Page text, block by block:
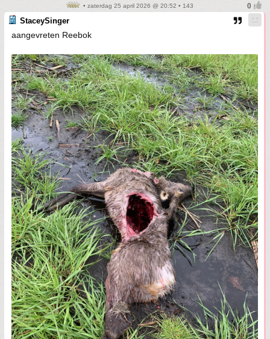
• zaterdag 25 april 2026 @ 20:52 • 143
StaceySinger
aangevreten Reebok